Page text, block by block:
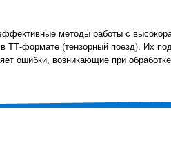
методы работы с
ТТ-формате (тензорный поезд). Их
ошибки, возникающие при